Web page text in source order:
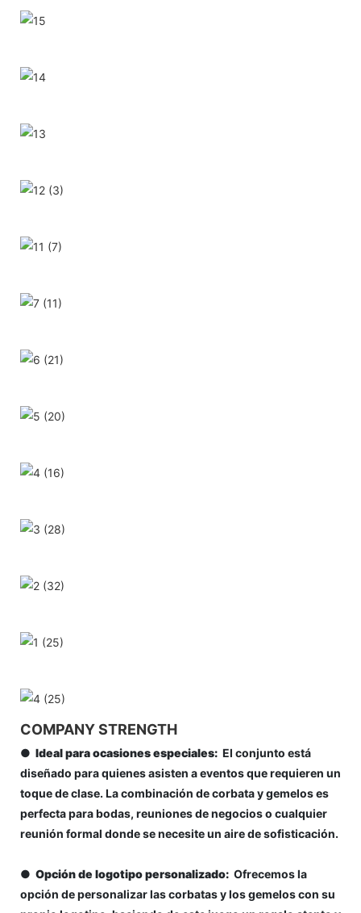
COMPANY STRENGTH
● Ideal para ocasiones especiales: El conjunto está
diseñado para quienes asisten a eventos que requieren un
toque de clase. La combinación de corbata y gemelos es
perfecta para bodas, reuniones de negocios o cualquier
reunión formal donde se necesite un aire de sofisticación.
● Opción de logotipo personalizado: Ofrecemos la
opción de personalizar las corbatas y los gemelos con su